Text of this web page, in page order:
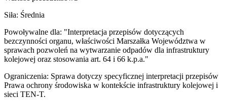
Siła: Średnia
Powoływalne dla: "Interpretacja przepisów dotyczących
bezczynności organu, właściwości Marszałka Województwa w
sprawach pozwoleń na wytwarzanie odpadów dla infrastruktury
kolejowej oraz stosowania art. 64 i 66 k.p.a."
Ograniczenia: Sprawa dotyczy specyficznej interpretacji przepisów
Prawa ochrony środowiska w kontekście infrastruktury kolejowej i
sieci TEN-T.